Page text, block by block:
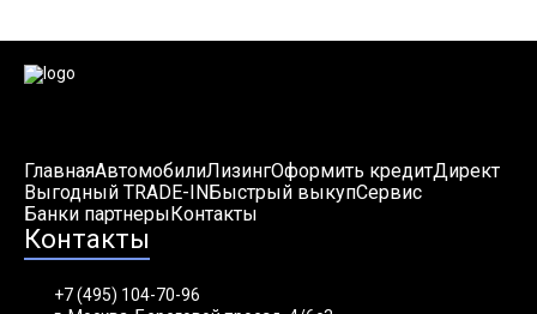
ГлавнаяАвтомобилиЛизингОформить кредитДирект
Выгодный TRADE-INБыстрый выкупСервис
Банки партнерыКонтакты
Контакты
+7 (495) 104-70-96